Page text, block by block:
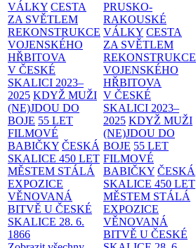
VÁLKY CESTA
ZA SVĚTLEM
REKONSTRUKCE
VOJENSKÉHO
HŘBITOVA
V ČESKÉ
SKALICI 2023–
2025 KDYŽ MUŽI
(NE)JDOU DO
BOJE 55 LET
FILMOVÉ
BABIČKY ČESKÁ
SKALICE 450 LET
MĚSTEM STÁLÁ
EXPOZICE
VĚNOVANÁ
BITVĚ U ČESKÉ
SKALICE 28. 6.
1866
PRUSKO-
RAKOUSKÉ
VÁLKY CESTA
ZA SVĚTLEM
REKONSTRUKCE
VOJENSKÉHO
HŘBITOVA
V ČESKÉ
SKALICI 2023–
2025 KDYŽ MUŽI
(NE)JDOU DO
BOJE 55 LET
FILMOVÉ
BABIČKY ČESKÁ
SKALICE 450 LET
MĚSTEM STÁLÁ
EXPOZICE
VĚNOVANÁ
BITVĚ U ČESKÉ